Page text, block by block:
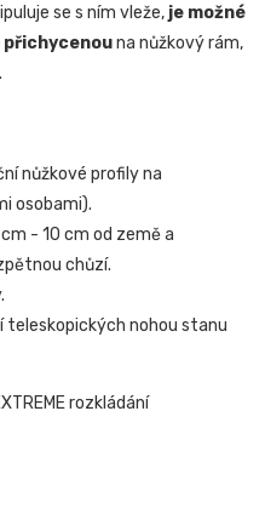
se s ním vleže, je možné
na nůžkový rám,
nůžkové profily na
osobami).
- 10 cm od země a
chůzí.
teleskopických nohou stanu